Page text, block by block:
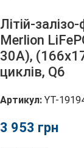
Літій-
Merlion
30A),
циклів, Q6
Артикул: YT-
грн